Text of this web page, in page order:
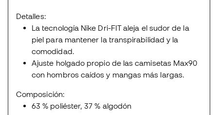
Detalles:
La tecnología Nike Dri-FIT aleja el sudor de la
piel para mantener la transpirabilidad y la
comodidad.
Ajuste holgado propio de las camisetas Max90
con hombros caídos y mangas más largas.
Composición:
63 % poliéster, 37 % algodón